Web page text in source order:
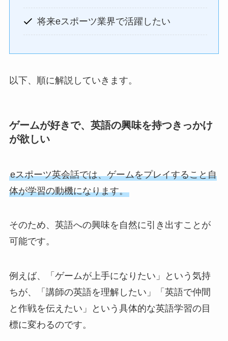
将来eスポーツ業界で活躍したい
以下、順に解説していきます。
ゲームが好きで、英語の興味を持つきっかけ
が欲しい
eスポーツ英会話では、ゲームをプレイすること自
体が学習の動機になります。
そのため、英語への興味を自然に引き出すことが
可能です。
例えば、「ゲームが上手になりたい」という気持
ちが、「講師の英語を理解したい」「英語で仲間
と作戦を伝えたい」という具体的な英語学習の目
標に変わるのです。